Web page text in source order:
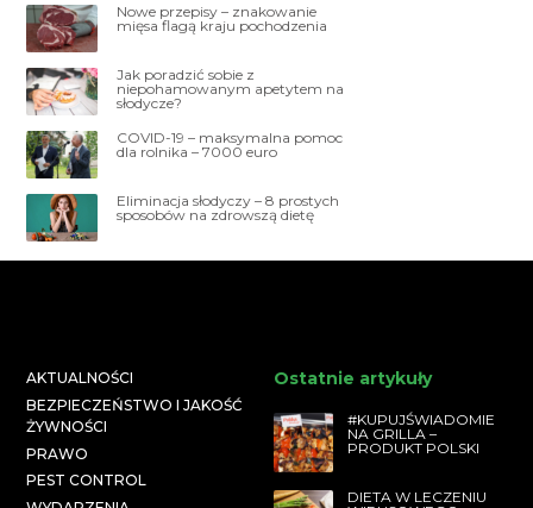
Nowe przepisy – znakowanie
mięsa flagą kraju pochodzenia
Jak poradzić sobie z
niepohamowanym apetytem na
słodycze?
COVID-19 – maksymalna pomoc
dla rolnika – 7000 euro
Eliminacja słodyczy – 8 prostych
sposobów na zdrowszą dietę
AKTUALNOŚCI
BEZPIECZEŃSTWO I JAKOŚĆ
ŻYWNOŚCI
PRAWO
PEST CONTROL
Ostatnie artykuły
#KUPUJŚWIADOMIE
NA GRILLA –
PRODUKT POLSKI
DIETA W LECZENIU